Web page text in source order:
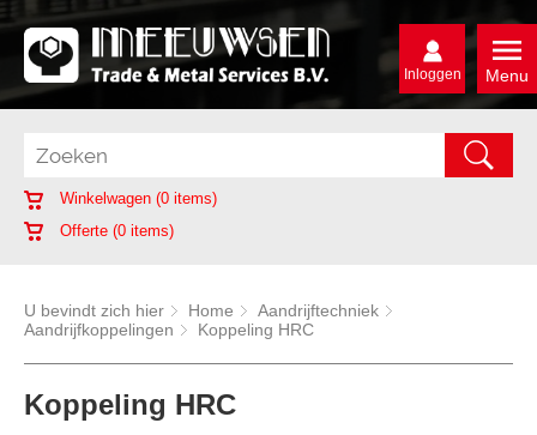
Menu
Inloggen
Winkelwagen (0 items)
Offerte (0 items)
U bevindt zich hier Home
Aandrijftechniek
Aandrijfkoppelingen
Koppeling HRC
Koppeling HRC